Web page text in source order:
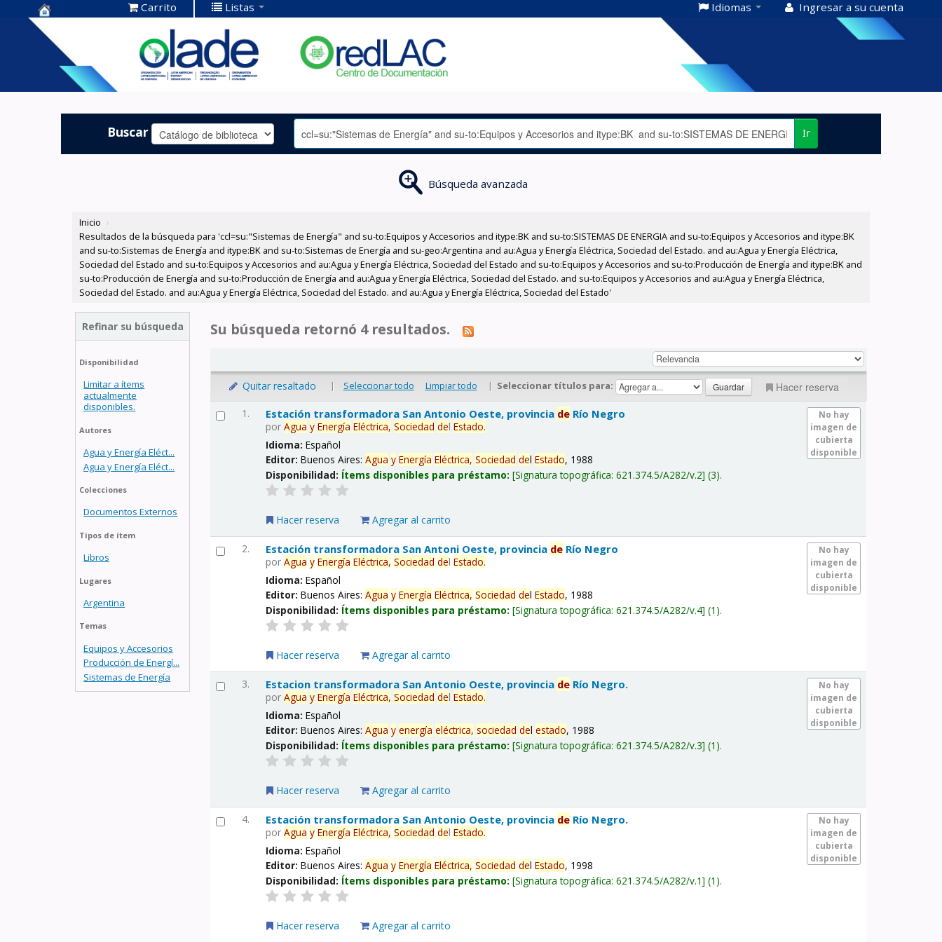
Centro de
Documentación
OLADE -
Carrito Listas Idiomas Ingresar a su cuenta
Buscar Ir
Búsqueda avanzada
Inicio ›
Resultados de la búsqueda para 'ccl=su:"Sistemas de Energía" and su-to:Equipos y Accesorios and itype:BK and su-to:SISTEMAS DE ENERGIA and su-to:Equipos y Accesorios and itype:BK
and su-to:Sistemas de Energía and itype:BK and su-to:Sistemas de Energía and su-geo:Argentina and au:Agua y Energía Eléctrica, Sociedad del Estado. and au:Agua y Energía Eléctrica,
Sociedad del Estado and su-to:Equipos y Accesorios and au:Agua y Energía Eléctrica, Sociedad del Estado and su-to:Equipos y Accesorios and su-to:Producción de Energía and itype:BK and
su-to:Producción de Energía and su-to:Producción de Energía and au:Agua y Energía Eléctrica, Sociedad del Estado. and su-to:Equipos y Accesorios and au:Agua y Energía Eléctrica,
Sociedad del Estado. and au:Agua y Energía Eléctrica, Sociedad del Estado. and au:Agua y Energía Eléctrica, Sociedad del Estado'
Refinar su búsqueda
Disponibilidad
Limitar a ítems
actualmente
disponibles.
Autores
Agua y Energía Eléct...
Agua y Energía Eléct...
Colecciones
Documentos Externos
Tipos de ítem
Libros
Lugares
Argentina
Temas
Equipos y Accesorios
Producción de Energí...
Sistemas de Energía
Su búsqueda retornó 4 resultados.
Quitar resaltado | Seleccionar todo Limpiar todo | Seleccionar títulos para: Hacer reserva
1.
No hay
imagen de
cubierta
disponible
Estación transformadora San Antonio Oeste, provincia de Río Negro
porAgua y Energía Eléctrica, Sociedad delEstado.
Idioma:Español
Editor:Buenos Aires:Agua y Energía Eléctrica, Sociedad delEstado, 1988
Disponibilidad: Ítems disponibles para préstamo: Signatura topográfica:621.374.5/A282/v.2 (3).
Hacer reserva Agregar al carrito
2.
No hay
imagen de
cubierta
disponible
Estación transformadora San Antoni Oeste, provincia de Río Negro
porAgua y Energía Eléctrica, Sociedad delEstado.
Idioma:Español
Editor:Buenos Aires:Agua y Energía Eléctrica, Sociedad delEstado, 1988
Disponibilidad: Ítems disponibles para préstamo: Signatura topográfica:621.374.5/A282/v.4 (1).
Hacer reserva Agregar al carrito
3.
No hay
imagen de
cubierta
disponible
Estacion transformadora San Antonio Oeste, provincia de Río Negro.
porAgua y Energía Eléctrica, Sociedad delEstado.
Idioma:Español
Editor:Buenos Aires:Agua y energía eléctrica, sociedad delestado, 1988
Disponibilidad: Ítems disponibles para préstamo: Signatura topográfica:621.374.5/A282/v.3 (1).
Hacer reserva Agregar al carrito
4.
No hay
imagen de
cubierta
disponible
Estación transformadora San Antonio Oeste, provincia de Río Negro.
porAgua y Energía Eléctrica, Sociedad delEstado.
Idioma:Español
Editor:Buenos Aires:Agua y Energía Eléctrica, Sociedad delEstado, 1998
Disponibilidad: Ítems disponibles para préstamo: Signatura topográfica:621.374.5/A282/v.1 (1).
Hacer reserva Agregar al carrito